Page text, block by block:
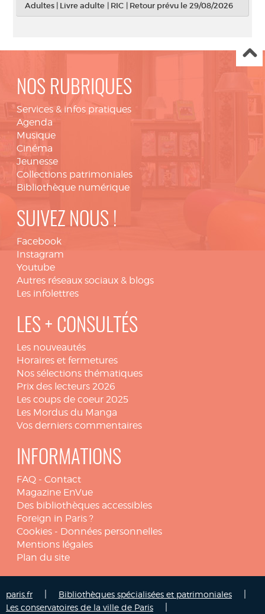
Adultes | Livre adulte | RIC | Retour prévu le 29/08/2026
NOS RUBRIQUES
Services & infos pratiques
Agenda
Musique
Cinéma
Jeunesse
Collections patrimoniales
Bibliothèque numérique
SUIVEZ NOUS !
Facebook
Instagram
Youtube
Autres réseaux sociaux & blogs
Les infolettres
LES + CONSULTÉS
Les nouveautés
Horaires et fermetures
Nos sélections thématiques
Prix des lecteurs 2026
Les coups de coeur 2025
Les Mordus du Manga
Vos derniers commentaires
INFORMATIONS
FAQ - Contact
Magazine EnVue
Des bibliothèques accessibles
Foreign in Paris ?
Cookies - Données personnelles
Mentions légales
Plan du site
paris.fr Bibliothèques spécialisées et patrimoniales
Les conservatoires de la ville de Paris